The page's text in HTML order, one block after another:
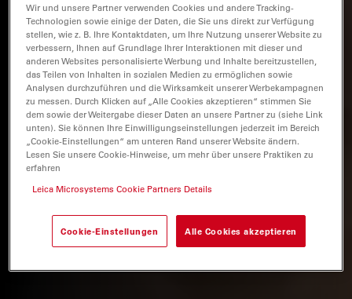
Wir und unsere Partner verwenden Cookies und andere Tracking-
Technologien sowie einige der Daten, die Sie uns direkt zur Verfügung
stellen, wie z. B. Ihre Kontaktdaten, um Ihre Nutzung unserer Website zu
verbessern, Ihnen auf Grundlage Ihrer Interaktionen mit dieser und
anderen Websites personalisierte Werbung und Inhalte bereitzustellen,
das Teilen von Inhalten in sozialen Medien zu ermöglichen sowie
Analysen durchzuführen und die Wirksamkeit unserer Werbekampagnen
zu messen. Durch Klicken auf „Alle Cookies akzeptieren“ stimmen Sie
dem sowie der Weitergabe dieser Daten an unsere Partner zu (siehe Link
unten). Sie können Ihre Einwilligungseinstellungen jederzeit im Bereich
„Cookie-Einstellungen“ am unteren Rand unserer Website ändern.
Lesen Sie unsere Cookie-Hinweise, um mehr über unsere Praktiken zu
erfahren
Leica Microsystems Cookie Partners Details
Cookie-Einstellungen Alle Cookies akzeptieren